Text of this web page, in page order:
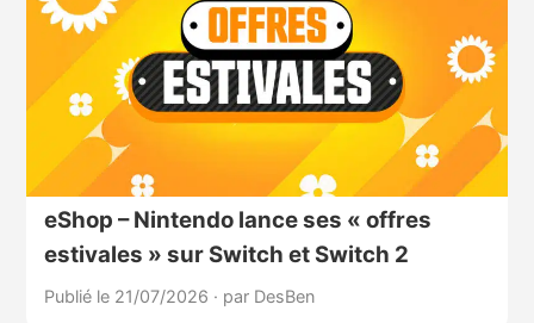
eShop – Nintendo lance ses « offres
estivales » sur Switch et Switch 2
Publié le 21/07/2026 · par DesBen